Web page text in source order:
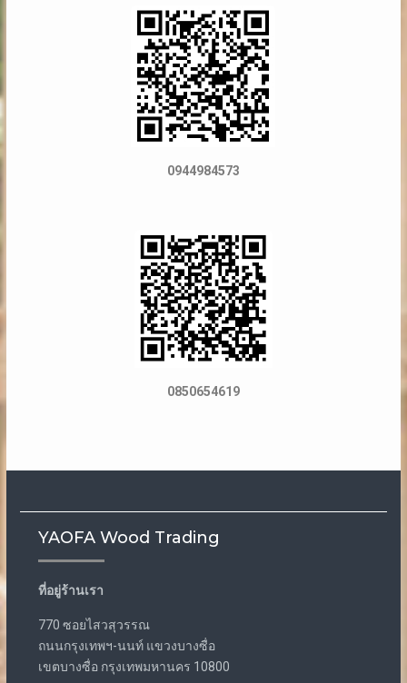
0944984573
0850654619
YAOFA Wood Trading
ที่อยู่ร้านเรา
770 ซอยไสวสุวรรณ
ถนนกรุงเทพฯ-นนท์ แขวงบางซื่อ
เขตบางซื่อ กรุงเทพมหานคร 10800